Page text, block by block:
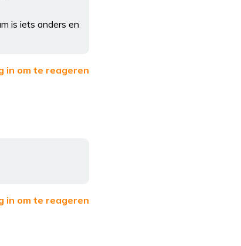
is iets anders en
in om te reageren
in om te reageren